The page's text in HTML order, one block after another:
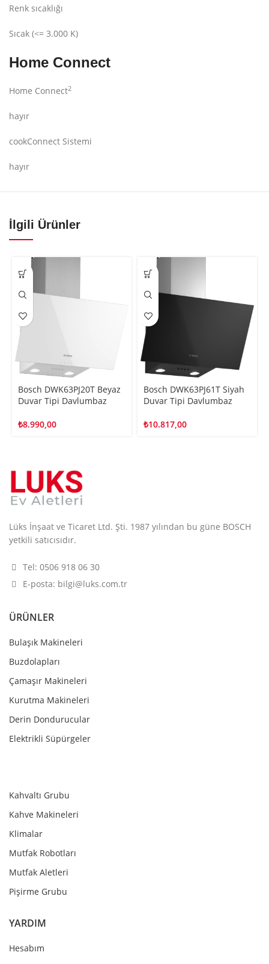
Renk sıcaklığı
Sıcak (<= 3.000 K)
Home Connect
Home Connect2
hayır
cookConnect Sistemi
hayır
İlgili Ürünler
Bosch DWK63PJ20T Beyaz
Duvar Tipi Davlumbaz
₺8.990,00
Bosch DWK63PJ61T Siyah
Duvar Tipi Davlumbaz
₺10.817,00
Lüks İnşaat ve Ticaret Ltd. Şti. 1987 yılından bu güne BOSCH
yetkili satıcısıdır.
Tel: 0506 918 06 30
E-posta: bilgi@luks.com.tr
ÜRÜNLER
Bulaşık Makineleri
Buzdolapları
Çamaşır Makineleri
Kurutma Makineleri
Derin Dondurucular
Elektrikli Süpürgeler
Kahvaltı Grubu
Kahve Makineleri
Klimalar
Mutfak Robotları
Mutfak Aletleri
Pişirme Grubu
YARDIM
Hesabım